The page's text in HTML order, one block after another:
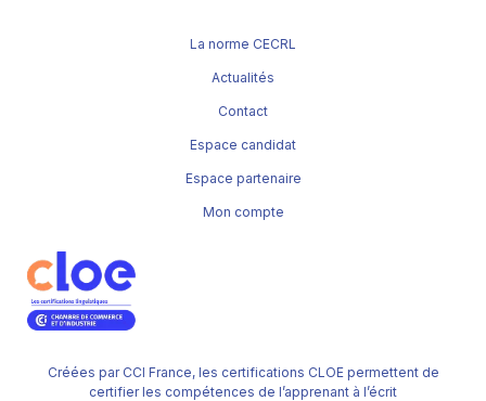
Créées par CCI France, les certifications CLOE permettent de
certifier les compétences de l’apprenant à l’écrit
La norme CECRL
Actualités
Contact
Espace candidat
Espace partenaire
Mon compte